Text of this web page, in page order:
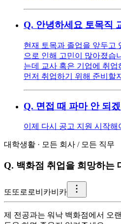
Q. 안녕하세요 토목직
현재 토목과 졸업을 앞두고
으로 인해 고민이 많아졌습
는데 교사 혹은 기업에 취
먼저 취업하기 위해 준비할
Q. 면접 때 파마 안 되
이제 다시 공고 지원 시작
대학생활 · 모든 회사 / 모든 직무
Q. 백화점 취업을 희망하는
또 또로로비카비카
제 전공과는 워낙 백화점에서 오